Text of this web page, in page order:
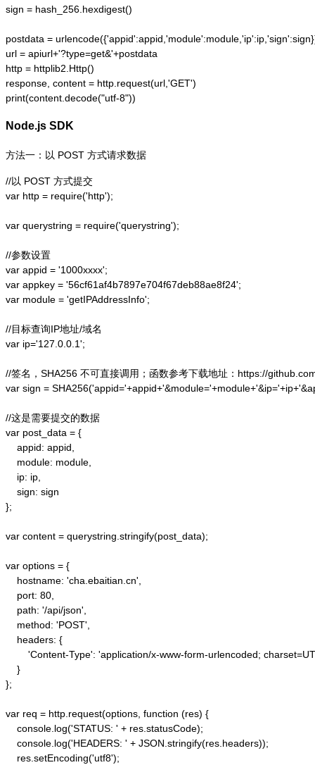
sign = hash_256.hexdigest()
postdata =
url = apiurl+'?type=get&'+postdata
http = httplib2.Http()
response, content = http.request(url,'GET')
print(content.decode("utf-8"))
Node.js SDK
方法一：以 POST 方式请求数据
//以 POST 方式提交
var http = require('http');
var querystring = require('querystring');
//参数设置
var appid = '1000xxxx';
var appkey = '56cf61af4b7897e704f67deb88ae8f24';
var module = 'getIPAddressInfo';
//目标查询IP地址/域名
var ip='127.0.0.1';
//签名，SHA256 不可直接调用；函数参考下载地址：https://
var sign =
//这是需要提交的数据
var post_data = {
    appid: appid,
    module: module,
    ip: ip,
    sign: sign
};
var content = querystring.stringify(post_data);
var options = {
    hostname: 'cha.ebaitian.cn',
    port: 80,
    path: '/api/json',
    method: 'POST',
    headers: {
'Content-Type': 'application/x-www-form-urlencoded;
    }
};
var req = http.request(options, function (res) {
    console.log('STATUS: ' + res.statusCode);
    console.log('HEADERS: ' + JSON.stringify(res.headers));
    res.setEncoding('utf8');